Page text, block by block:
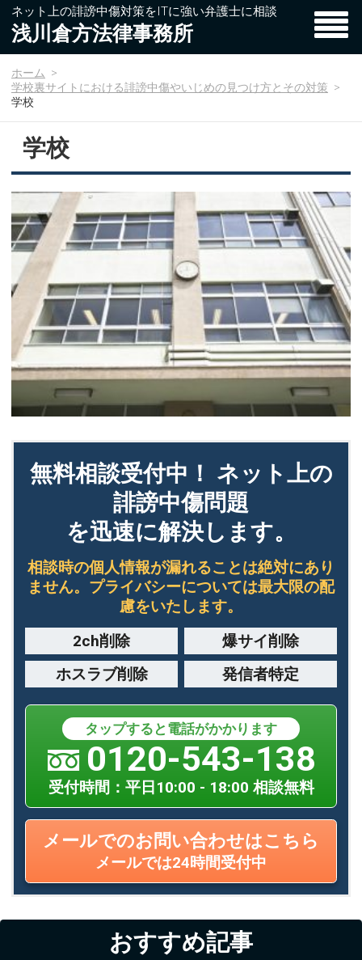
ネット上の誹謗中傷対策をITに強い弁護士に相談
浅川倉方法律事務所
ホーム
弁護士費用
弁護士紹介
事務所概要
お問い合わせ
ホーム
学校裏サイトにおける誹謗中傷やいじめの見つけ方とその対策
学校
学校
無料相談受付中！ ネット上の
誹謗中傷問題
を迅速に解決します。
相談時の個人情報が漏れることは絶対にあり
ません。プライバシーについては最大限の配
慮をいたします。
2ch削除
爆サイ削除
ホスラブ削除
発信者特定
タップすると電話がかかります
0120-543-138
受付時間：平日10:00 - 18:00 相談無料
メールでのお問い合わせはこちら
メールでは24時間受付中
おすすめ記事